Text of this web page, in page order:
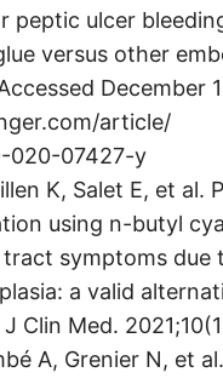
peptic ulcer
versus other
December
article/
020-07427-y
K, Salet E, et al.
using n-butyl
symptoms due
a valid
Clin Med.
A, Grenier N, et